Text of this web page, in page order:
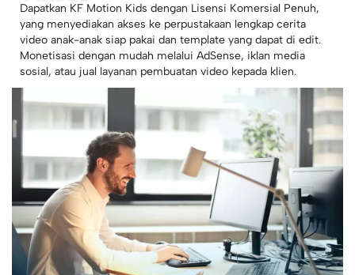
Dapatkan KF Motion Kids dengan Lisensi Komersial Penuh,
yang menyediakan akses ke perpustakaan lengkap cerita
video anak-anak siap pakai dan template yang dapat di edit.
Monetisasi dengan mudah melalui AdSense, iklan media
sosial, atau jual layanan pembuatan video kepada klien.